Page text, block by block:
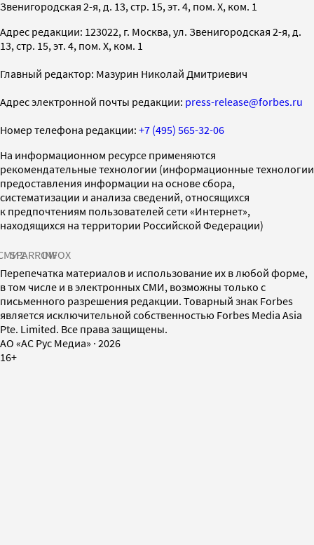
Звенигородская 2-я, д. 13, стр. 15, эт. 4, пом. X, ком. 1
Адрес редакции: 123022, г. Москва, ул. Звенигородская 2-я, д.
13, стр. 15, эт. 4, пом. X, ком. 1
Главный редактор: Мазурин Николай Дмитриевич
Адрес электронной почты редакции: press-release@forbes.ru
Номер телефона редакции: +7 (495) 565-32-06
На информационном ресурсе применяются
рекомендательные технологии (информационные технологии
предоставления информации на основе сбора,
систематизации и анализа сведений, относящихся
к предпочтениям пользователей сети «Интернет»,
находящихся на территории Российской Федерации)
SPARROWINFOX
Перепечатка материалов и использование их в любой форме,
в том числе и в электронных СМИ, возможны только с
письменного разрешения редакции. Товарный знак Forbes
является исключительной собственностью Forbes Media Asia
Pte. Limited. Все права защищены.
AO «АС Рус Медиа» · 2026
16+